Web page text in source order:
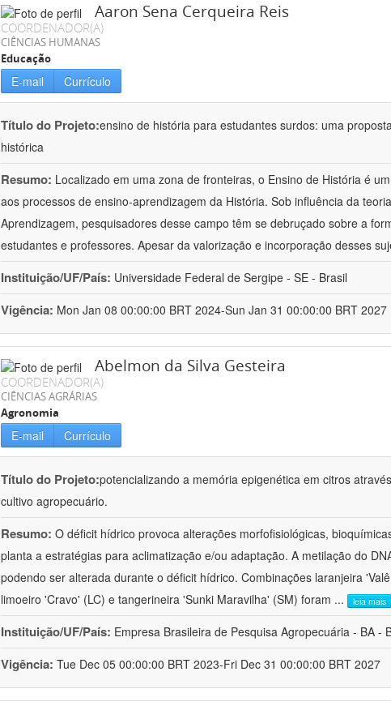
Aaron Sena Cerqueira Reis
COORDENADOR(A)
CIÊNCIAS HUMANAS
Educação
E-mail Currículo
Título do Projeto:ensino de história para estudantes surdos: uma
histórica
Resumo: Localizado em uma zona de fronteiras, o Ensino de História é
aos processos de ensino-aprendizagem da História. Sob influência da
Aprendizagem, pesquisadores desse campo têm se debruçado sobre a
estudantes e professores. Apesar da valorização e incorporação desses
Instituição/UF/País: Universidade Federal de Sergipe - SE - Brasil
Vigência: Mon Jan 08 00:00:00 BRT 2024-Sun Jan 31 00:00:00 BRT 2027
Abelmon da Silva Gesteira
COORDENADOR(A)
CIÊNCIAS AGRÁRIAS
Agronomia
E-mail Currículo
Título do Projeto:potencializando a memória epigenética em citros
cultivo agropecuário.
Resumo: O déficit hídrico provoca alterações morfofisiológicas,
planta a estratégias para aclimatização e/ou adaptação. A metilação do
podendo ser alterada durante o déficit hídrico. Combinações laranjeira
limoeiro 'Cravo' (LC) e tangerineira 'Sunki Maravilha' (SM) foram ... leia mais
Instituição/UF/País: Empresa Brasileira de Pesquisa Agropecuária - BA -
Vigência: Tue Dec 05 00:00:00 BRT 2023-Fri Dec 31 00:00:00 BRT 2027